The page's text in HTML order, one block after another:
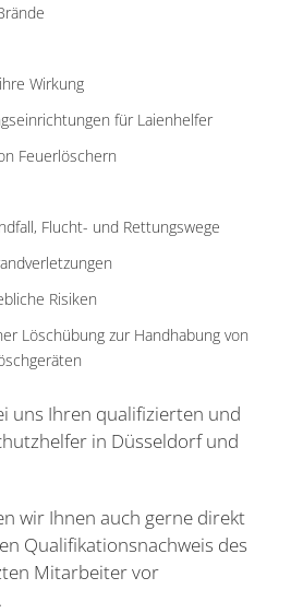
Wirkung
für Laienhelfer
Feuerlöschern
Flucht- und Rettungswege
Risiken
Löschübung zur Handhabung von
uns Ihren qualifizierten und
in Düsseldorf und
wir Ihnen auch gerne direkt
Qualifikationsnachweis des
Mitarbeiter vor